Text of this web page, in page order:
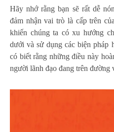
Hãy nhớ rằng bạn sẽ rất dễ
đảm nhận vai trò là cấp trên
khiến chúng ta có xu hướng
dưới và sử dụng các biện pháp
có biết rằng những điều này
người lãnh đạo đang trên đường